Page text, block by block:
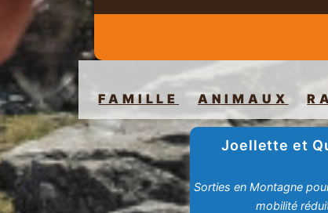
FAMILLE ANIMAUX
Joellette et
Sorties en Montagne
mobilité